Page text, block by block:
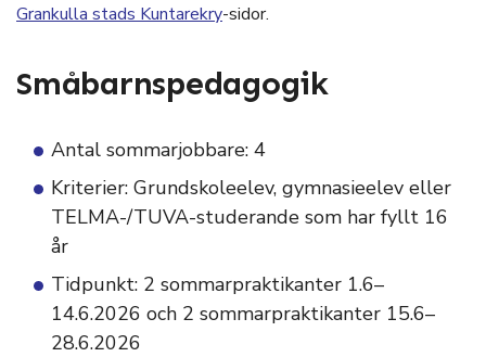
Grankulla stads Kuntarekry-sidor.
Småbarnspedagogik
Antal sommarjobbare: 4
Kriterier: Grundskoleelev, gymnasieelev eller
TELMA-/TUVA-studerande som har fyllt 16
år
Tidpunkt: 2 sommarpraktikanter 1.6–
14.6.2026 och 2 sommarpraktikanter 15.6–
28.6.2026